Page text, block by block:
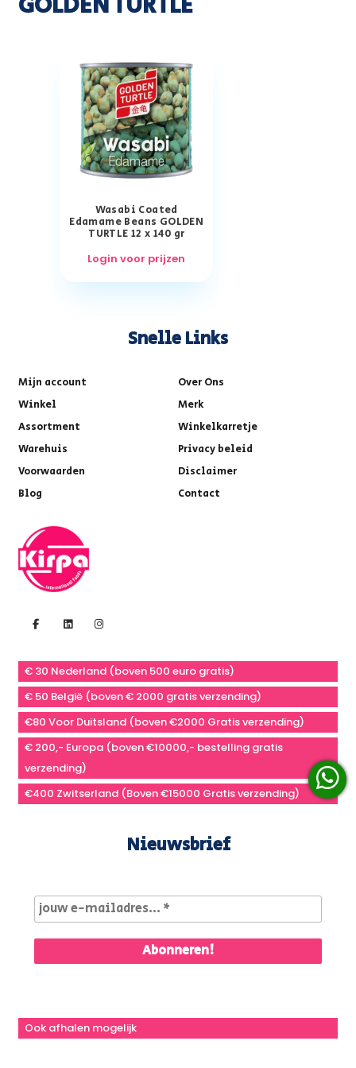
Wasabi Coated
Edamame Beans GOLDEN
TURTLE 12 x 140 gr
Login voor prijzen
Snelle Links
Mijn account
Over Ons
Winkel
Merk
Assortment
Winkelkarretje
Warehuis
Privacy beleid
Voorwaarden
Disclaimer
Blog
Contact
€ 30 Nederland (boven 500 euro gratis)
€ 50 België (boven € 2000 gratis verzending)
€80 Voor Duitsland (boven €2000 Gratis verzending)
€ 200,- Europa (boven €10000,- bestelling gratis
verzending)
€400 Zwitserland (Boven €15000 Gratis verzending)
Nieuwsbrief
Ook afhalen mogelijk